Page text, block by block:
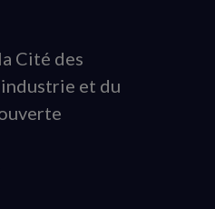
Cité des
et du